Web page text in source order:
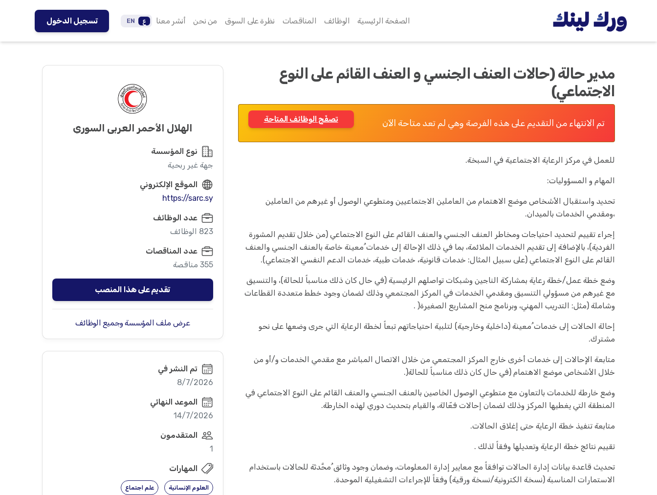
الصفحة الرئيسية الوظائف المناقصات نظرة على السوق من نحن أنشر معنا ع EN تسجيل الدخول
مدير حالة (حالات العنف الجنسي و العنف القائم على النوع
الاجتماعي)
تم الانتهاء من التقديم على هذه الفرصة وهي لم تعد متاحة الآن تصفّح الوظائف المتاحة
للعمل في مركز الرعاية الاجتماعية في السبخة.
المهام و المسؤوليات:
تحديد واستقبال الأشخاص موضع الاهتمام من العاملين الاجتماعيين ومتطوعي الوصول أو غيرهم من العاملين
،ومقدمي الخدمات بالميدان.
إجراء تقييم لتحديد احتياجات ومخاطر العنف الجنسي والعنف القائم على النوع الاجتماعي (من خلال تقديم المشورة
الفردية)، بالإضافة إلى تقديم الخدمات الملائمة، بما في ذلك الإحالة إلى خدمات ُمعينة خاصة بالعنف الجنسي والعنف
القائم على النوع الاجتماعي (على سبيل المثال: خدمات قانونية، خدمات طبية، خدمات الدعم النفسي الاجتماعي).
وضع خطة عمل/خطة رعاية بمشاركة الناجين وشبكات تواصلهم الرئيسية (في حال كان ذلك مناسباً للحالة)، والتنسيق
مع غيرهم من مسؤولي التنسيق ومقدمي الخدمات في المركز المجتمعي وذلك لضمان وجود خطط متعددة القطاعات
وشاملة (مثل: التدريب المهني، وبرنامج منح المشاريع الصغيرة( .
إحالة الحالات إلى خدمات ُمعينة (داخلية وخارجية) لتلبية احتياجاتهم تبعاً لخطة الرعاية التي جرى وضعها على نحو
مشترك.
متابعة الإحالات إلى خدمات أخرى خارج المركز المجتمعي من خلال الاتصال المباشر مع مقدمي الخدمات و/أو من
خلال الأشخاص موضع الاهتمام (في حال كان ذلك مناسباً للحالة(.
وضع خارطة للخدمات بالتعاون مع متطوعي الوصول الخاصين بالعنف الجنسي والعنف القائم على النوع الاجتماعي في
المنطقة التي يغطيها المركز وذلك لضمان إحالات فعّالة، والقيام بتحديث دوري لهذه الخارطة.
متابعة تنفيذ خطة الرعاية حتى إغلاق الحالات.
تقييم نتائج خطة الرعاية وتعديلها وفقاً لذلك .
تحديث قاعدة بيانات إدارة الحالات توافقاً مع معايير إدارة المعلومات، وضمان وجود وثائق ُمحَّدثة للحالات باستخدام
الاستمارات المناسبة (نسخة الكترونية/نسخة ورقية) وفقاً للإجراءات التشغيلية الموحدة.
الهلال الأحمر العربي السوري
نوع المؤسسة
جهة غير ربحية
الموقع الإلكتروني
https://sarc.sy
عدد الوظائف
823 الوظائف
عدد المناقصات
355 مناقصة
تقديم على هذا المنصب
عرض ملف المؤسسة وجميع الوظائف
تم النشر في
8/7/2026
الموعد النهائي
14/7/2026
المتقدمون
1
المهارات
العلوم الإنسانية علم اجتماع